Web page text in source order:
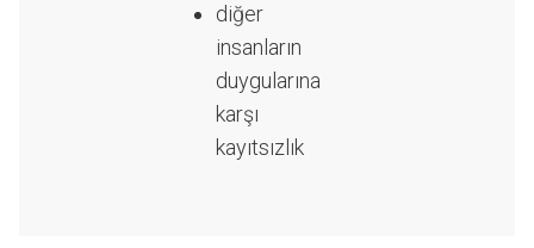
diğer
insanların
duygularına
karşı
kayıtsızlık